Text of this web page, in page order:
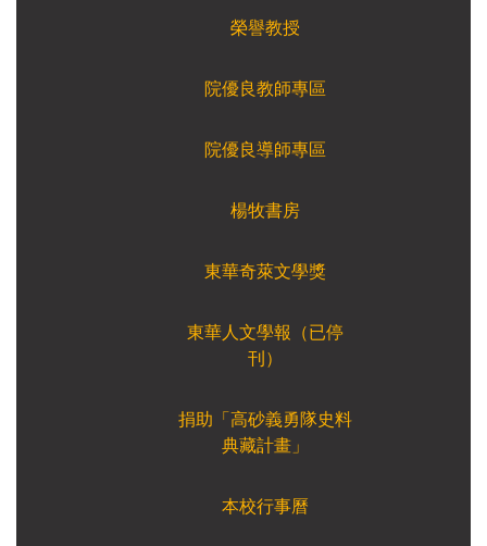
榮譽教授
院優良教師專區
院優良導師專區
楊牧書房
東華奇萊文學獎
東華人文學報（已停
刊）
捐助「高砂義勇隊史料
典藏計畫」
本校行事曆